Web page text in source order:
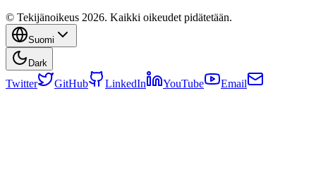
© Tekijänoikeus 2026. Kaikki oikeudet pidätetään.
Suomi
Dark
Twitter GitHub LinkedIn YouTube Email